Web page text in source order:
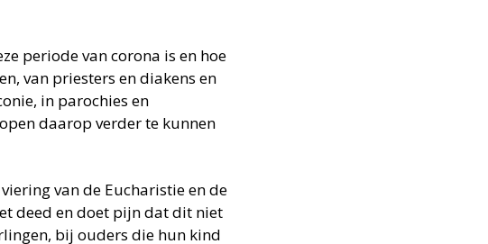
periode van corona is en hoe
van priesters en diakens en
in parochies en
daarop verder te kunnen
van de Eucharistie en de
deed en doet pijn dat dit niet
bij ouders die hun kind